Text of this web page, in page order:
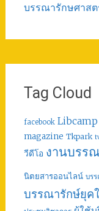
บรรณารักษศาส
Tag Cloud
facebook Libcamp
magazine Tkpark
วีดีโอ งานบรร
นิตยสารออนไลน์ บร
บรรณารักษ์ยุค